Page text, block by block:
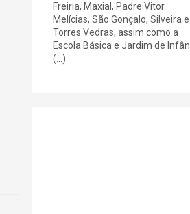
Freiria, Maxial, Padre Vitor
Melícias, São Gonçalo, Silveira e
Torres Vedras, assim como a
Escola Básica e Jardim de Infân
(...)